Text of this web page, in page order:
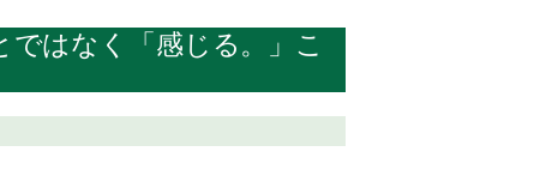
はなく「感じる。」こ